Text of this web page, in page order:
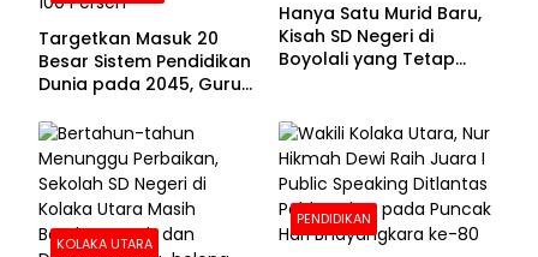
Targetkan Masuk 20
Besar Sistem Pendidikan
Dunia pada 2045, Guru
100 Persen
Hanya Satu Murid Baru,
Kisah SD Negeri di
Boyolali yang Tetap
KOLAKA UTARA
PENDIDIKAN